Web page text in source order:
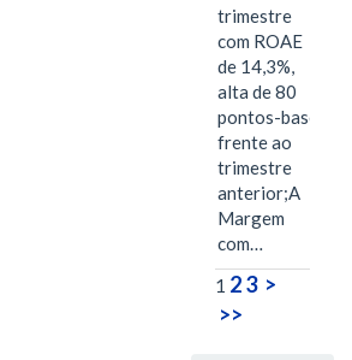
trimestre
com ROAE
de 14,3%,
alta de 80
pontos-base
frente ao
trimestre
anterior;A
Margem
com…
1 23 >
>>